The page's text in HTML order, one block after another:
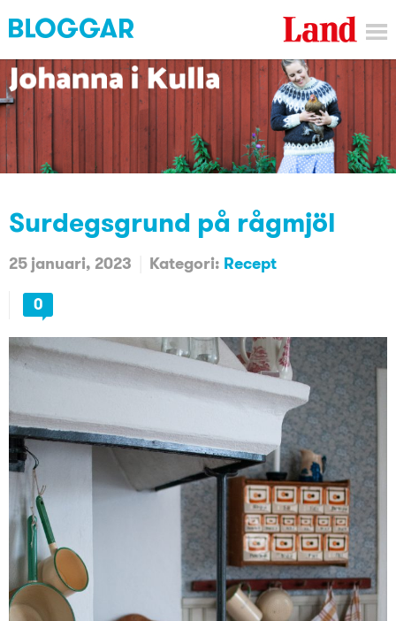
Surdegsgrund på rågmjöl
25 januari, 2023 Kategori: Recept
0